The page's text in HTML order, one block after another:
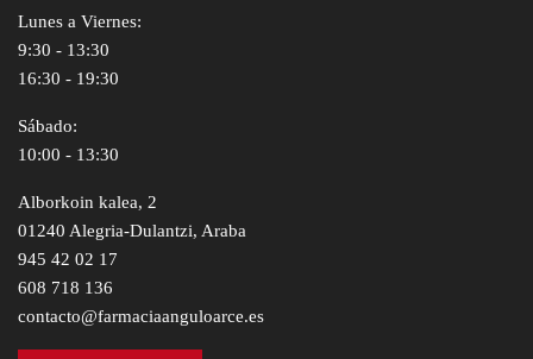
Lunes a Viernes:
9:30 - 13:30
16:30 - 19:30
Sábado:
10:00 - 13:30
Alborkoin kalea, 2
01240 Alegria-Dulantzi, Araba
945 42 02 17
608 718 136
contacto@farmaciaanguloarce.es